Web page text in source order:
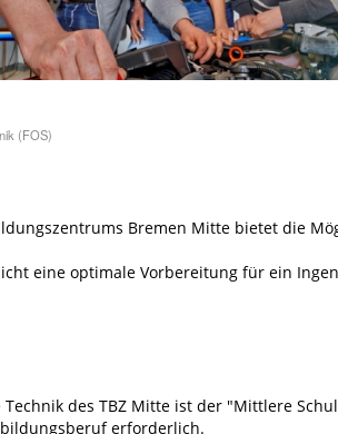
(FOS)
Bremen Mitte bietet die
eine optimale Vorbereitung für ein
des TBZ Mitte ist der "Mittlere
erforderlich.